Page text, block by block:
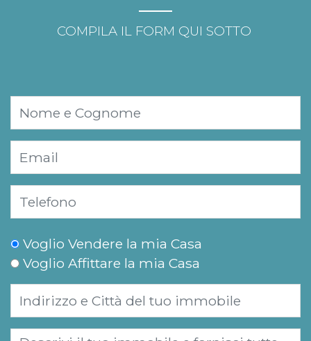
COMPILA IL FORM QUI SOTTO
Voglio Vendere la mia Casa
Voglio Affittare la mia Casa